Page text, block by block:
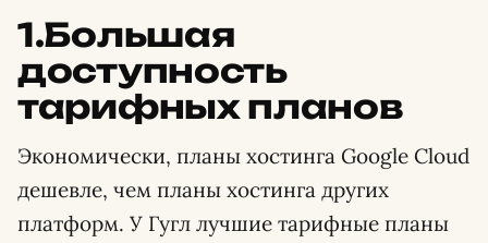
1.Большая
доступность
тарифных планов
Экономически, планы хостинга Google Cloud
дешевле, чем планы хостинга других
платформ. У Гугл лучшие тарифные планы